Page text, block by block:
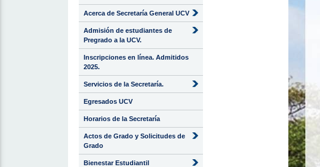
Acerca de Secretaría General UCV
Admisión de estudiantes de
Pregrado a la UCV.
Inscripciones en línea. Admitidos
2025.
Servicios de la Secretaría.
Egresados UCV
Horarios de la Secretaría
Actos de Grado y Solicitudes de
Grado
Bienestar Estudiantil